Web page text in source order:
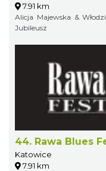
7.91 km
Alicja Majewska &
Jubileusz
44. Rawa Blues
Katowice
7.91 km